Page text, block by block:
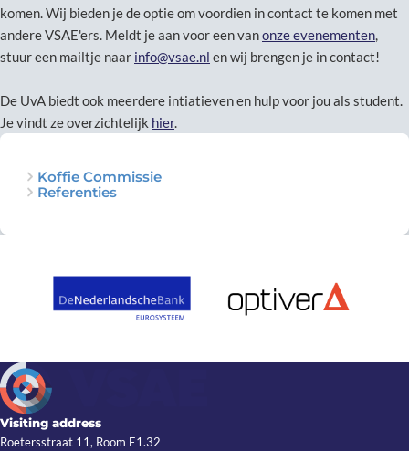
komen. Wij bieden je de optie om voordien in contact te komen met
andere VSAE'ers. Meldt je aan voor een vanonze evenementen,
stuur een mailtje naar info@vsae.nl en wij brengen je in contact!
De UvA biedt ook meerdere intiatieven en hulp voor jou als student.
Je vindt ze overzichtelijk hier.
Koffie Commissie
Referenties
Visiting address
Roetersstraat 11, Room E1.32